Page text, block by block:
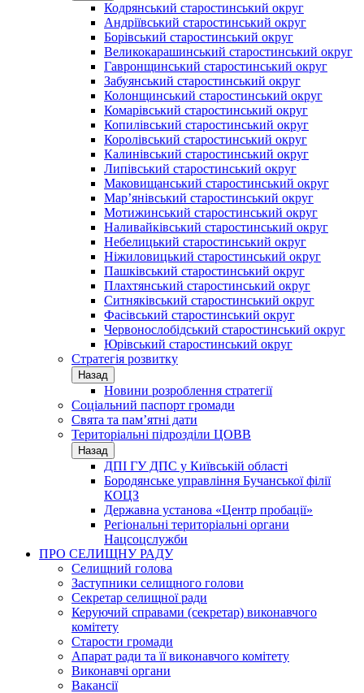
Кодрянський старостинський округ
Андріївський старостинський округ
Борівський старостинський округ
Великокарашинський старостинський округ
Гавронщинський старостинський округ
Забуянський старостинський округ
Колонщинський старостинський округ
Комарівський старостинський округ
Копилівський старостинський округ
Королівський старостинський округ
Калинівський старостинський округ
Липівський старостинський округ
Маковищанський старостинський округ
Мар’янівський старостинський округ
Мотижинський старостинський округ
Наливайківський старостинський округ
Небелицький старостинський округ
Ніжиловицький старостинський округ
Пашківський старостинський округ
Плахтянський старостинський округ
Ситняківський старостинський округ
Фасівський старостинський округ
Червонослобідський старостинський округ
Юрівський старостинський округ
Стратегія розвитку
Назад
Новини розроблення стратегії
Соціальний паспорт громади
Свята та пам’ятні дати
Територіальні підрозділи ЦОВВ
Назад
ДПІ ГУ ДПС у Київській області
Бородянське управління Бучанської філії
КОЦЗ
Державна установа «Центр пробації»
Регіональні територіальні органи
Нацсоцслужби
ПРО СЕЛИЩНУ РАДУ
Селищний голова
Заступники селищного голови
Секретар селищної ради
Керуючий справами (секретар) виконавчого
комітету
Старости громади
Апарат ради та її виконавчого комітету
Виконавчі органи
Вакансії